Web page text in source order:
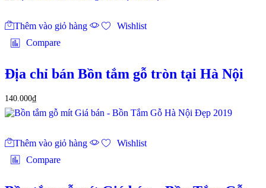
Thêm vào giỏ hàng
Wishlist
Compare
Địa chỉ bán Bồn tắm gỗ tròn tại Hà Nội
140.000₫
Thêm vào giỏ hàng
Wishlist
Compare